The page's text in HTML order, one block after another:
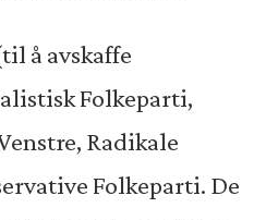
å avskaffe
Folkeparti,
Radikale
Folkeparti. De